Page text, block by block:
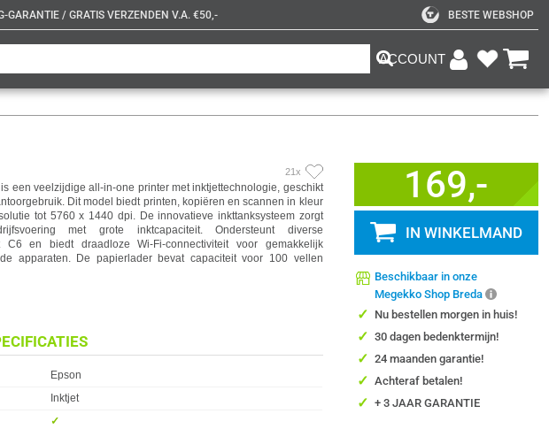
GARANTIE / GRATIS VERZENDEN V.A. €50,- BESTE WEBSHOP
ACCOUNT
21x
een veelzijdige all-in-one printer met inktjettechnologie, geschikt
Dit model biedt printen, kopiëren en scannen in kleur
tot 5760 x 1440 dpi. De innovatieve inkttanksysteem zorgt
met grote inktcapaciteit. Ondersteunt diverse
en biedt draadloze Wi-Fi-connectiviteit voor gemakkelijk
apparaten. De papierlader bevat capaciteit voor 100 vellen
Epson
Inktjet
✓︎
169,-
IN WINKELMAND
Beschikbaar in onze
Megekko Shop Breda
✓ Nu bestellen morgen in huis!
✓ 30 dagen bedenktermijn!
✓ 24 maanden garantie!
✓ Achteraf betalen!
✓ + 3 JAAR GARANTIE